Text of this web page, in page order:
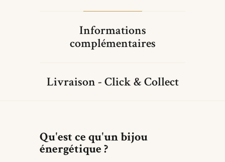
Informations
complémentaires
Livraison - Click & Collect
Qu'est ce qu'un bijou
énergétique ?